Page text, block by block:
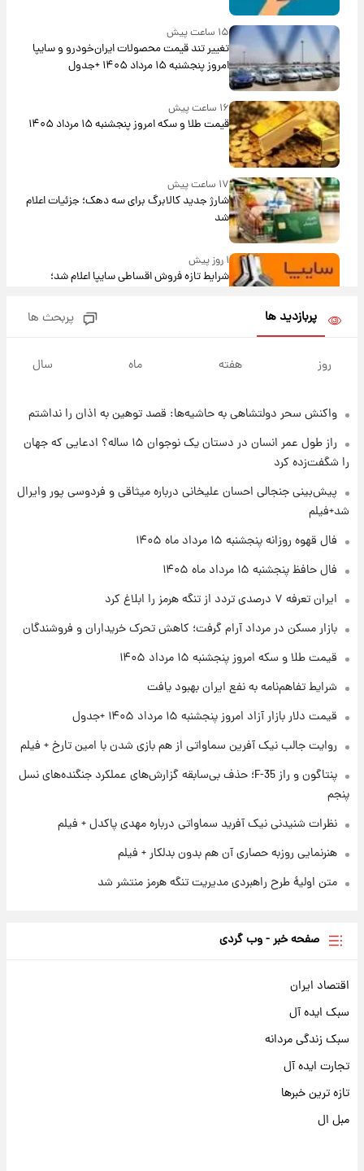
۱۵ ساعت پیش
تغییر تند قیمت محصولات ایران‌خودرو و سایپا
امروز پنجشنبه ۱۵ مرداد ۱۴۰۵ +جدول
۱۶ ساعت پیش
قیمت طلا و سکه امروز پنجشنبه ۱۵ مرداد ۱۴۰۵
۱۷ ساعت پیش
شارژ جدید کالابرگ برای سه دهک؛ جزئیات اعلام
شد
۱ روز پیش
شرایط تازه فروش اقساطی سایپا اعلام شد؛
قیمت سکه و طلا فردا
۲۲ ساعت پیش
۲۳ ساعت پیش
فال روزانه واقعی پنجشنبه ۱۵ مرداد ۱۴۰۵
۱ روز پیش
نام خودرو، مبلغ پیش پرداخت و زمان تحویل |
سود مشارکت چند درصد است؟
پربازدید ها پربحث ها
روز هفته ماه سال
واکنش سحر دولتشاهی به حاشیه‌ها: قصد توهین به اذان را نداشتم
راز طول عمر انسان در دستان یک نوجوان ۱۵ ساله؟ ادعایی که جهان
را شگفت‌زده کرد
پیش‌بینی جنجالی احسان علیخانی درباره میثاقی و فردوسی پور وایرال
شد+فیلم
فال قهوه روزانه پنجشنبه ۱۵ مرداد ماه ۱۴۰۵
فال حافظ پنجشنبه ۱۵ مرداد ماه ۱۴۰۵
ایران تعرفه ۷ درصدی تردد از تنگه هرمز را ابلاغ کرد
بازار مسکن در مرداد آرام گرفت؛ کاهش تحرک خریداران و فروشندگان
قیمت طلا و سکه امروز پنجشنبه ۱۵ مرداد ۱۴۰۵
شرایط تفاهم‌نامه به نفع ایران بهبود یافت
قیمت دلار بازار آزاد امروز پنجشنبه ۱۵ مرداد ۱۴۰۵ +جدول
روایت جالب نیک آفرین سماواتی از هم بازی شدن با امین تارخ + فیلم
پنتاگون و راز F-35؛ حذف بی‌سابقه گزارش‌های عملکرد جنگنده‌های نسل
پنجم
نظرات شنیدنی نیک آفرید سماواتی درباره مهدی پاکدل + فیلم
هنرنمایی روزبه حصاری آن هم بدون بدلکار + فیلم
متن اولیۀ طرح راهبردی مدیریت تنگه هرمز منتشر شد
صفحه خبر - وب گردی
اقتصاد ایران
سبک ایده آل
سبک زندگی مردانه
تجارت ایده آل
تازه ترین خبرها
مبل ال